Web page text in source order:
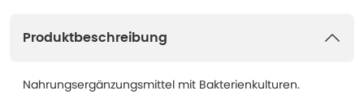
Produktbeschreibung
Nahrungsergänzungsmittel mit Bakterienkulturen.